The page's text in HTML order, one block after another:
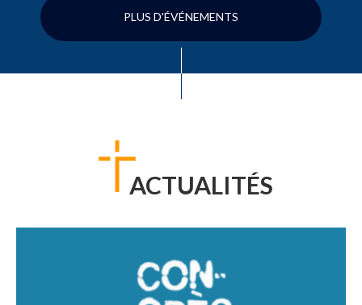
PLUS D'ÉVÉNEMENTS
ACTUALITÉS